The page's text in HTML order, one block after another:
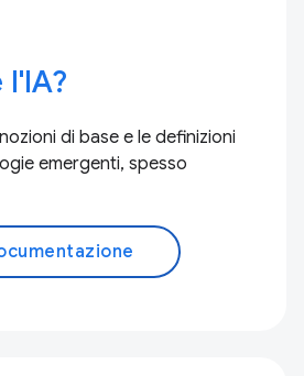
di base e le definizioni
emergenti, spesso